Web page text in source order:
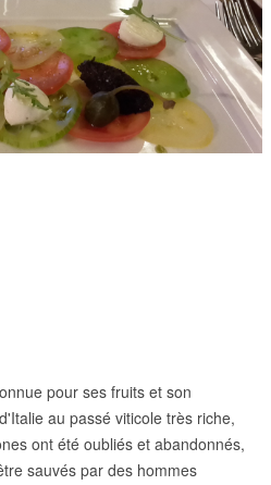
pour ses fruits et son
au passé viticole très riche,
ont été oubliés et abandonnés,
sauvés par des hommes